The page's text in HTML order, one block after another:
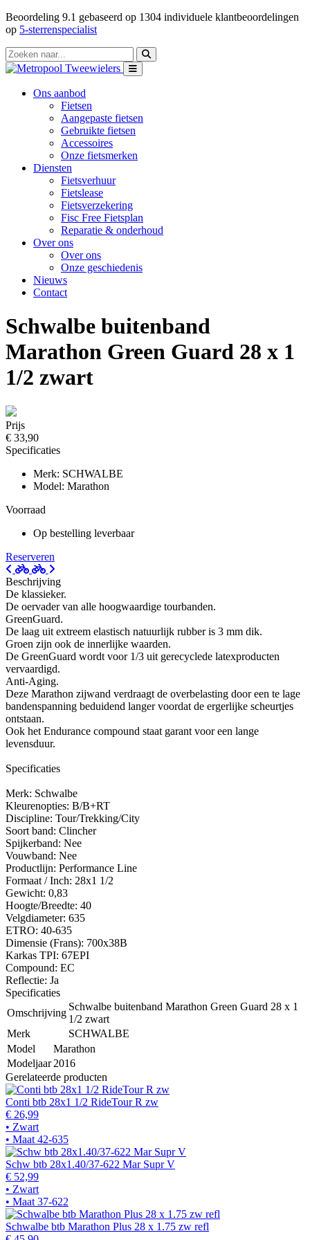
Beoordeling 9.1 gebaseerd op 1304 individuele klantbeoordelingen
op 5-sterrenspecialist
Ons aanbod
Fietsen
Aangepaste fietsen
Gebruikte fietsen
Accessoires
Onze fietsmerken
Diensten
Fietsverhuur
Fietslease
Fietsverzekering
Fisc Free Fietsplan
Reparatie & onderhoud
Over ons
Over ons
Onze geschiedenis
Nieuws
Contact
Schwalbe buitenband
Marathon Green Guard 28 x 1
1/2 zwart
Prijs
€ 33,90
Specificaties
Merk: SCHWALBE
Model: Marathon
Voorraad
Op bestelling leverbaar
Reserveren
Beschrijving
De klassieker.
De oervader van alle hoogwaardige tourbanden.
GreenGuard.
De laag uit extreem elastisch natuurlijk rubber is 3 mm dik.
Groen zijn ook de innerlijke waarden.
De GreenGuard wordt voor 1/3 uit gerecyclede latexproducten
vervaardigd.
Anti-Aging.
Deze Marathon zijwand verdraagt de overbelasting door een te lage
bandenspanning beduidend langer voordat de ergerlijke scheurtjes
ontstaan.
Ook het Endurance compound staat garant voor een lange
levensduur.
Specificaties
Merk: Schwalbe
Kleurenopties: B/B+RT
Discipline: Tour/Trekking/City
Soort band: Clincher
Spijkerband: Nee
Vouwband: Nee
Productlijn: Performance Line
Formaat / Inch: 28x1 1/2
Gewicht: 0,83
Hoogte/Breedte: 40
Velgdiameter: 635
ETRO: 40-635
Dimensie (Frans): 700x38B
Karkas TPI: 67EPI
Compound: EC
Reflectie: Ja
Specificaties
Omschrijving
Schwalbe buitenband Marathon Green Guard 28 x 1
1/2 zwart
Merk
SCHWALBE
Model
Marathon
Modeljaar 2016
Gerelateerde producten
Conti btb 28x1 1/2 RideTour R zw
€ 26,99
• Zwart
• Maat 42-635
Schw btb 28x1.40/37-622 Mar Supr V
€ 52,99
• Zwart
• Maat 37-622
Schwalbe btb Marathon Plus 28 x 1.75 zw refl